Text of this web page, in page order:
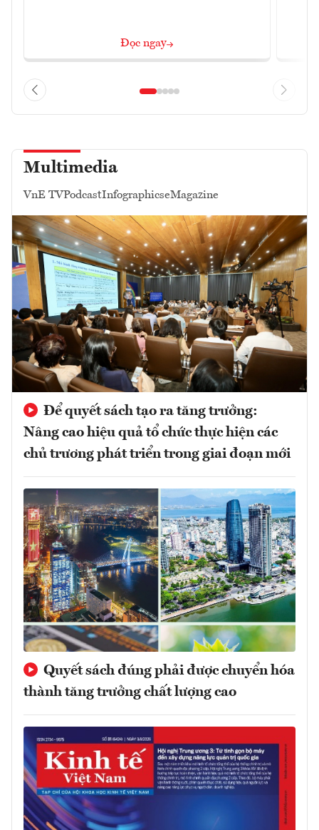
Đọc ngay
Multimedia
VnE TVPodcastInfographicseMagazine
Để quyết sách tạo ra tăng trưởng:
Nâng cao hiệu quả tổ chức thực hiện các
chủ trương phát triển trong giai đoạn mới
Quyết sách đúng phải được chuyển hóa
thành tăng trưởng chất lượng cao